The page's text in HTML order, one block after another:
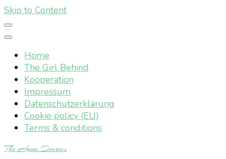
Skip to Content
Home
The Girl Behind
Kooperation
Impressum
Datenschutzerklärung
Cookie policy (EU)
Terms & conditions
The Anna Diaries